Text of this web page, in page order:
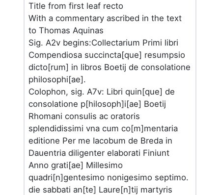
Title from first leaf recto
With a commentary ascribed in the text
to Thomas Aquinas
Sig. A2v begins:Collectarium Primi libri
Compendiosa succincta[que] resumpsio
dicto[rum] in libros Boetij de consolatione
philosophi[ae].
Colophon, sig. A7v: Libri quin[que] de
consolatione p[hilosoph]i[ae] Boetij
Rhomani consulis ac oratoris
splendidissimi vna cum co[m]mentaria
editione Per me Iacobum de Breda in
Dauentria diligenter elaborati Finiunt
Anno grati[ae] Millesimo
quadri[n]gentesimo nonigesimo septimo.
die sabbati an[te] Laure[n]tij martyris